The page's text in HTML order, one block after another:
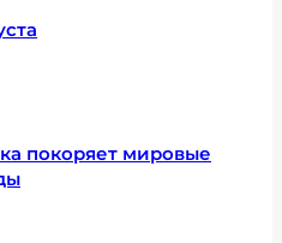
покоряет мировые